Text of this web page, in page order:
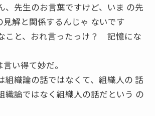
、先生のお言葉ですけど、いま の先
解と関係するんじゃ ないです
と、おれ言ったっけ？ 記憶にな
い得て妙だ。
組織論の話ではなくて、組織人の 話
論ではなく組織人の話だという の